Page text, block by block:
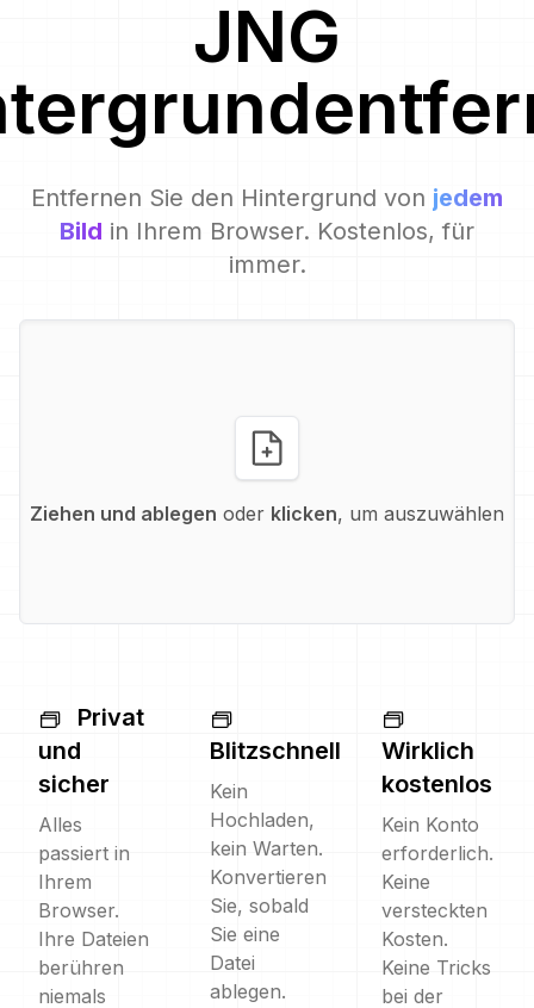
JNG
Entfernen Sie den Hintergrund von jedem
Bild in Ihrem Browser. Kostenlos, für
immer.
Ziehen und ablegen oder klicken, um auszuwählen
Privat
und
sicher
Alles
passiert in
Ihrem
Browser.
Ihre Dateien
berühren
niemals
Blitzschnell
Kein
Hochladen,
kein Warten.
Konvertieren
Sie, sobald
Sie eine
Datei
ablegen.
Wirklich
kostenlos
Kein Konto
erforderlich.
Keine
versteckten
Kosten.
Keine Tricks
bei der